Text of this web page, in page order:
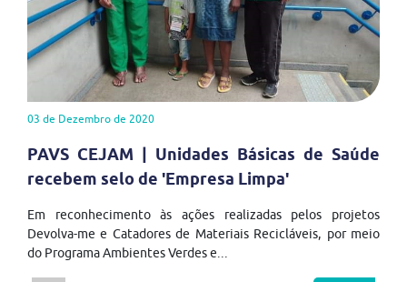
03 de Dezembro de 2020
PAVS CEJAM | Unidades Básicas de Saúde
recebem selo de 'Empresa Limpa'
Em reconhecimento às ações realizadas pelos projetos
Devolva-me e Catadores de Materiais Recicláveis, por meio
do Programa Ambientes Verdes e...